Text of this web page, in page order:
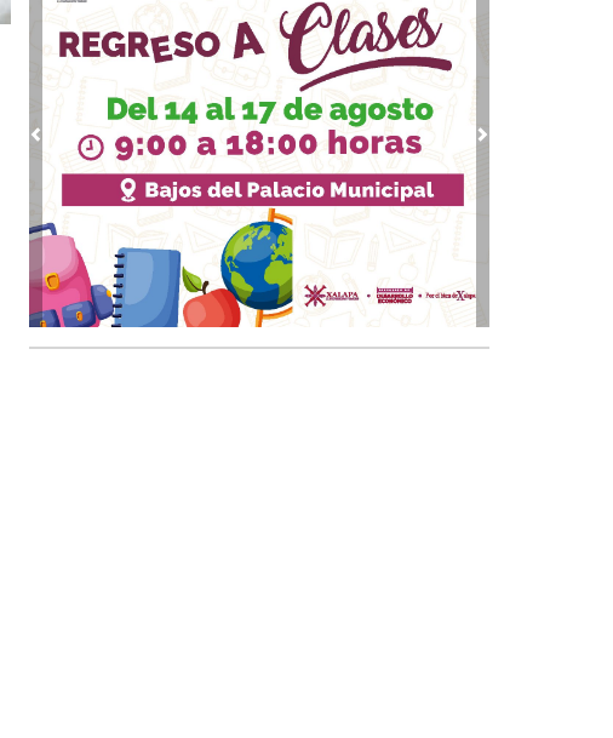
En Rincón de la Marquesa hubo retiro de árboles
por representar riesgos; no es tala ilegal
Ago 05, 2026 / 18:42
Alcalde de Úrsulo Galván, Veracruz es desaforado
Ago 05, 2026 / 18:17
Alcalde de Úrsulo Galván abandona el Congreso
previo a la votación de su desafuero
Ago 05, 2026 / 18:00
Más boqueños se afilian al Centro Médico Santa
Ana
Previous Next